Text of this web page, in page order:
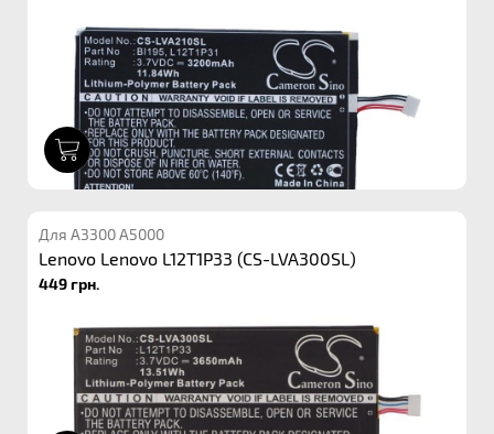
Для A3300 A5000
Lenovo Lenovo L12T1P33 (CS-LVA300SL)
449 грн.